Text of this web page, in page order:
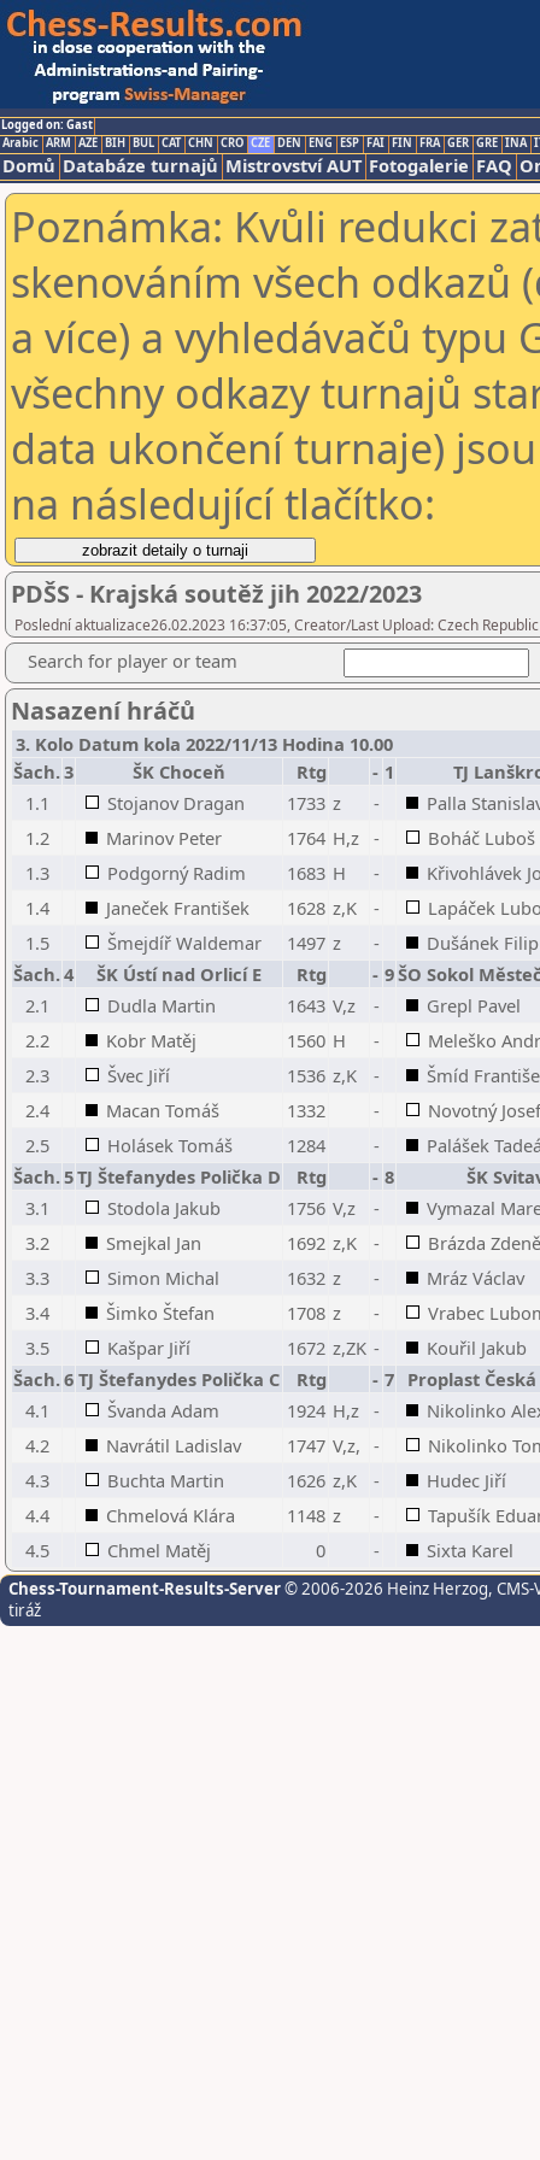
Logged on: Gast
Arabic ARM AZE BIH BUL CAT CHN CRO CZE DEN ENG ESP FAI FIN FRA GER GRE INA
Domů Databáze turnajů Mistrovství AUT Fotogalerie FAQ
Poznámka: Kvůli redukci
skenováním všech odkazů
a více) a vyhledávačů typu
všechny odkazy turnajů
data ukončení turnaje)
na následující tlačítko:
PDŠS - Krajská soutěž jih 2022/2023
Poslední aktualizace26.02.2023 16:37:05, Creator/Last Upload: Czech
Search for player or team
Nasazení hráčů
3. Kolo Datum kola 2022/11/13 Hodina 10.00
Šach.3 ŠK Choceň Rtg - 1
TJ
1.1
Stojanov Dragan 1733 z -
Palla
1.2
Marinov Peter 1764 H,z -
Boháč Luboš
1.3
Podgorný Radim 1683 H -
Křivohlávek
1.4
Janeček František 1628 z,K -
Lapáček
1.5
Šmejdíř Waldemar 1497 z -
Dušánek Filip
Šach.4 ŠK Ústí nad Orlicí E Rtg - 9ŠO Sokol
2.1
Dudla Martin 1643 V,z -
Grepl Pavel
2.2
Kobr Matěj 1560 H -
Meleško
2.3
Švec Jiří 1536 z,K -
Šmíd
2.4
Macan Tomáš 1332 -
Novotný Josef
2.5
Holásek Tomáš 1284 -
Palášek
Šach.5TJ Štefanydes Polička D Rtg - 8
ŠK
3.1
Stodola Jakub 1756 V,z -
Vymazal
3.2
Smejkal Jan 1692 z,K -
Brázda
3.3
Simon Michal 1632 z -
Mráz Václav
3.4
Šimko Štefan 1708 z -
Vrabec
3.5
Kašpar Jiří 1672 z,ZK -
Kouřil Jakub
Šach.6 TJ Štefanydes Polička C Rtg - 7 Proplast
4.1
Švanda Adam 1924 H,z -
Nikolinko
4.2
Navrátil Ladislav 1747 V,z, -
Nikolinko
4.3
Buchta Martin 1626 z,K -
Hudec Jiří
4.4
Chmelová Klára 1148 z -
Tapušík
4.5
Chmel Matěj 0 - Sixta Karel
Chess-Tournament-Results-Server© 2006-2026 Heinz Herzog,
tiráž